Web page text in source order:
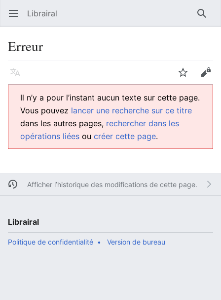
Ouvrir le menu principal Librairal
Erreur
Langue Suivre
Il n’y a pour l’instant aucun texte sur cette page.
Vous pouvez lancer une recherche sur ce titre
dans les autres pages, rechercher dans les
opérations liées ou créer cette page.
Afficher l’historique des modifications de cette page.
Librairal
Politique de confidentialité Version de bureau